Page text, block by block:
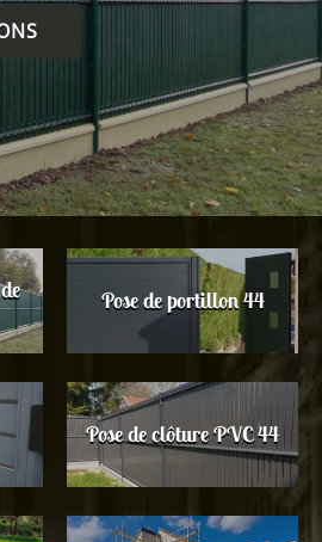
Pose de portillon 44
Pose de clôture PVC 44